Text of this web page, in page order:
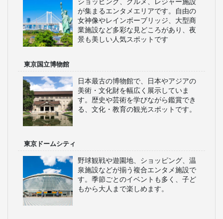
ショッピング、グルメ、レジャー施設
が集まるエンタメエリアです。自由の
女神像やレインボーブリッジ、大型商
業施設など多彩な見どころがあり、夜
景も美しい人気スポットです
東京国立博物館
日本最古の博物館で、日本やアジアの
美術・文化財を幅広く展示していま
す。歴史や芸術を学びながら鑑賞でき
る、文化・教育の観光スポットです。
東京ドームシティ
野球観戦や遊園地、ショッピング、温
泉施設などが揃う複合エンタメ施設で
す。季節ごとのイベントも多く、子ど
もから大人まで楽しめます。